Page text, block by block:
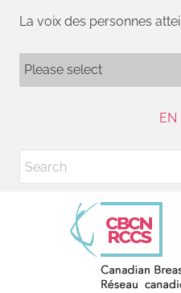
La voix des personnes
EN